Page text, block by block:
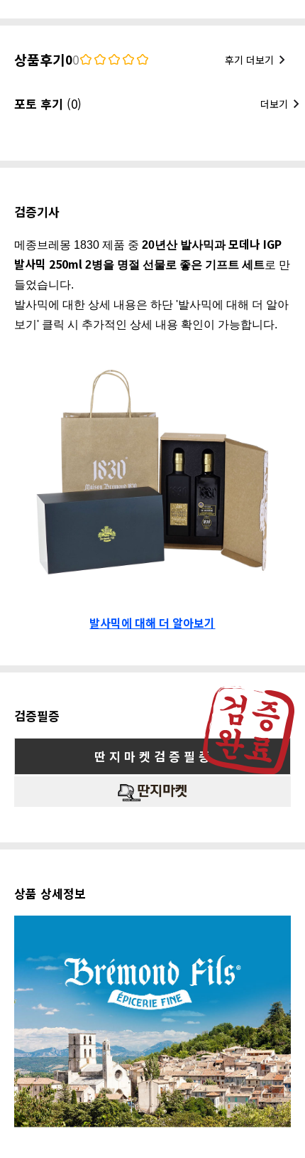
상품후기00 후기 더보기
포토 후기 (0) 더보기
검증기사
메종브레몽 1830 제품 중 20년산 발사믹과모데나 IGP
발사믹 250ml 2병을 명절 선물로 좋은 기프트 세트로 만
들었습니다.
발사믹에 대한 상세 내용은 하단 '발사믹에 대해 더 알아
보기' 클릭 시 추가적인 상세 내용 확인이 가능합니다.
발사믹에 대해 더 알아보기
검증필증
딴 지 마 켓 검 증 필 증
상품 상세정보